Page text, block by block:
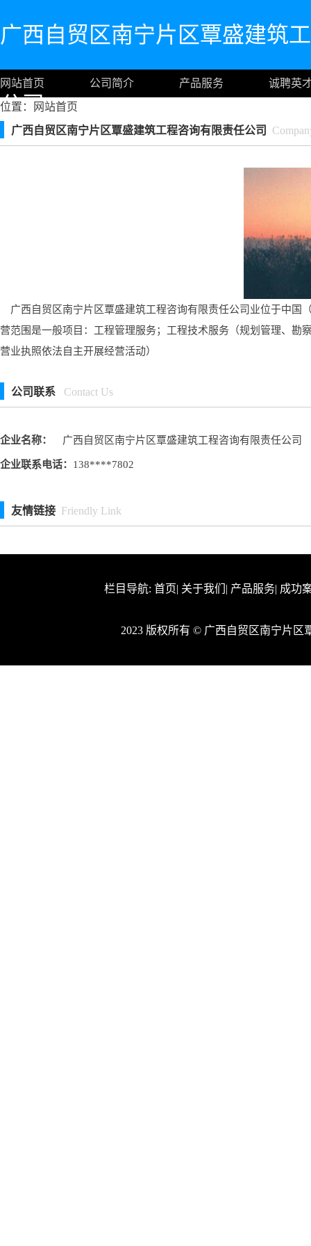
广西自贸区南宁片区覃盛建筑
公司
网站首页 公司简介 产品服务
诚聘英
位置：
网站首页
广西自贸区南宁片区覃盛建筑工程咨询有限责任公司
广西自贸区南宁片区覃盛建筑工程咨询有限责任公司业位于中国
营范围是一般项目：工程管理服务；工程技术服务（规划管理、
营业执照依法自主开展经营活动）
公司联系 Contact Us
企业名称： 广西自贸区南宁片区覃盛建筑工程咨询有限责任公司
企业联系电话： 138****7802
友情链接 Friendly Link
栏目导航: 首页| 关于我们 | 产品服务| 成功
2023 版权所有 © 广西自贸区南宁片